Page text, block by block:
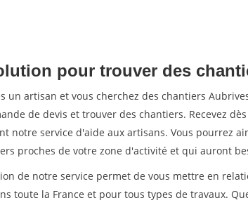
pour trouver des
un artisan et vous cherchez des chantiers
de devis et trouver des chantiers. Recevez
notre service d'aide aux artisans. Vous pourrez
proches de votre zone d'activité et qui auront
de notre service permet de vous mettre en
toute la France et pour tous types de travaux.